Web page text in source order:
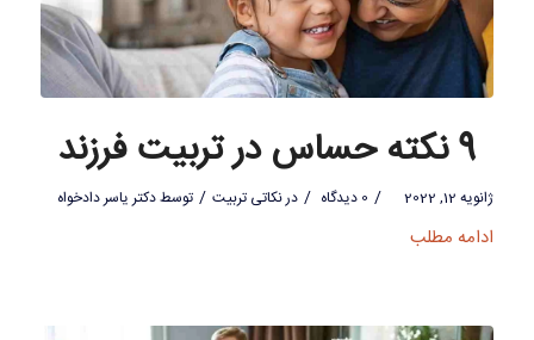
9 نکته حساس در تربیت فرزند
ژانویه 12, 2022 / 0 دیدگاه / درنکاتی تربیت / توسطدکتر یاسر دادخواه
ادامه مطلب